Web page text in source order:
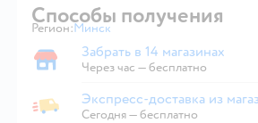
Способы получения
Регион: Выбор адреса доставки.
Минск
Забрать в магазине
Забрать в 14 магазинах
Через час — бесплатно
Экспресс-доставка из магазина
Экспресс-доставка из
Сегодня—бесплатно